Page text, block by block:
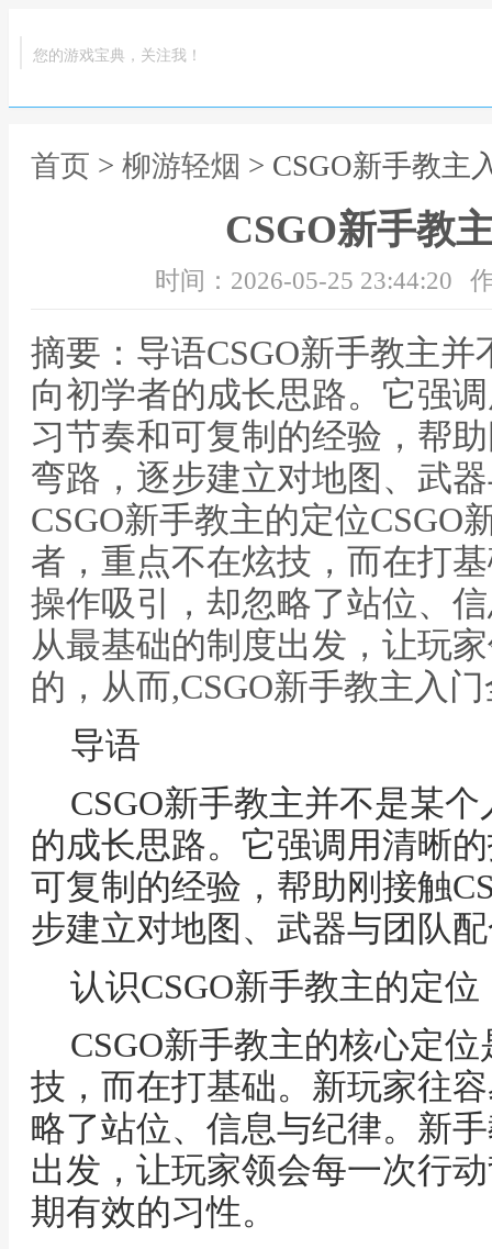
您的游戏宝典，关注我！
首页 > 柳游轻烟 > CSGO新手教主
CSGO新手教
时间：2026-05-25 23:44:20
摘要：导语CSGO新手教主
向初学者的成长思路。它强
习节奏和可复制的经验，帮
弯路，逐步建立对地图、武
CSGO新手教主的定位CSGO
者，重点不在炫技，而在打
操作吸引，却忽略了站位、
从最基础的制度出发，让玩
的，从而,CSGO新手教主入
导语
CSGO新手教主并不是某
的成长思路。它强调用清晰
可复制的经验，帮助刚接触
步建立对地图、武器与团队
认识CSGO新手教主的定位
CSGO新手教主的核心定
技，而在打基础。新玩家往
略了站位、信息与纪律。新
出发，让玩家领会每一次行
期有效的习性。